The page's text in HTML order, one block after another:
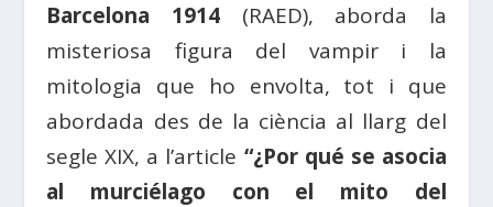
Barcelona 1914(RAED), aborda la
misteriosa figura del vampir i la
mitologia que ho envolta, tot i que
abordada des de la ciència al llarg del
segle XIX, a l’article “¿Por qué se asocia
al murciélago con el mito del